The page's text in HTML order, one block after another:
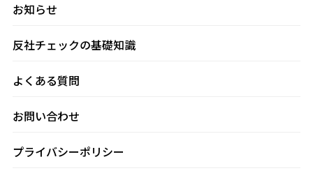
お知らせ
反社チェックの基礎知識
よくある質問
お問い合わせ
プライバシーポリシー